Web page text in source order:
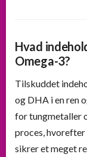
Hvad
Omega-3?
Tilskuddet
og DHA i en ren
for tungmetaller
proces,
sikrer et meget